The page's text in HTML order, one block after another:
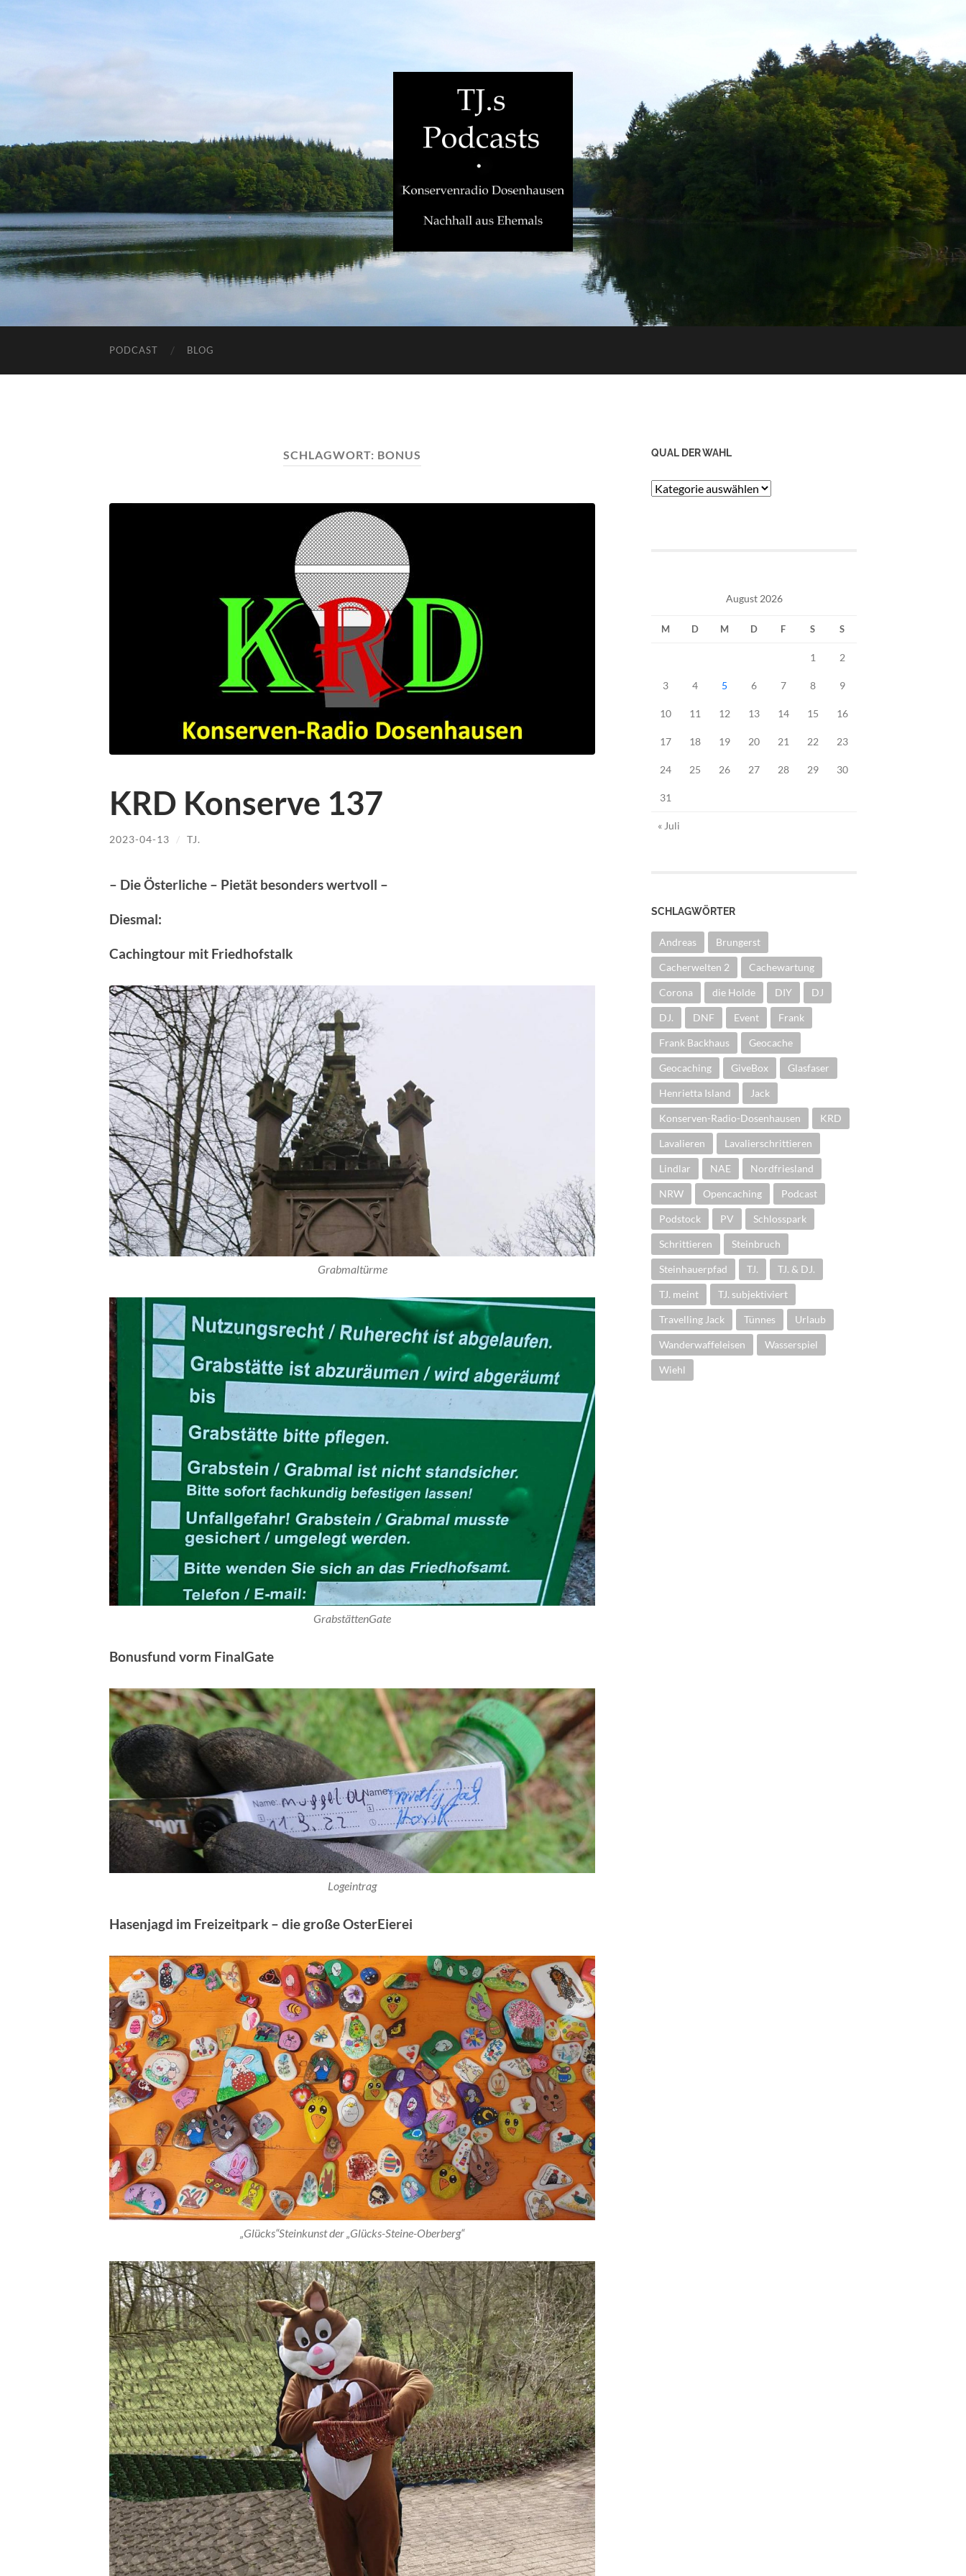
PODCAST BLOG
SCHLAGWORT: BONUS
KRD Konserve 137
2023-04-13 / TJ.
– Die Österliche – Pietät besonders wertvoll –
Diesmal:
Cachingtour mit Friedhofstalk
Grabmaltürme
GrabstättenGate
Bonusfund vorm FinalGate
Logeintrag
Hasenjagd im Freizeitpark – die große OsterEierei
„Glücks“Steinkunst der „Glücks-Steine-Oberberg“
QUAL DER WAHL
Qual
August 2026
M D M D F S S
1 2
3 4 5 6 7 8 9
10 11 12 13 14 15 16
17 18 19 20 21 22 23
24 25 26 27 28 29 30
31
« Juli
SCHLAGWÖRTER
Andreas Brungerst
Cacherwelten 2 Cachewartung
Corona die Holde DIY DJ
DJ. DNF Event Frank
Frank Backhaus Geocache
Geocaching GiveBox Glasfaser
Henrietta Island Jack
Konserven-Radio-Dosenhausen KRD
Lavalieren Lavalierschrittieren
Lindlar NAE Nordfriesland
NRW Opencaching Podcast
Podstock PV Schlosspark
Schrittieren Steinbruch
Steinhauerpfad TJ. TJ. & DJ.
TJ. meint TJ. subjektiviert
Travelling Jack Tünnes Urlaub
Wanderwaffeleisen Wasserspiel
Wiehl